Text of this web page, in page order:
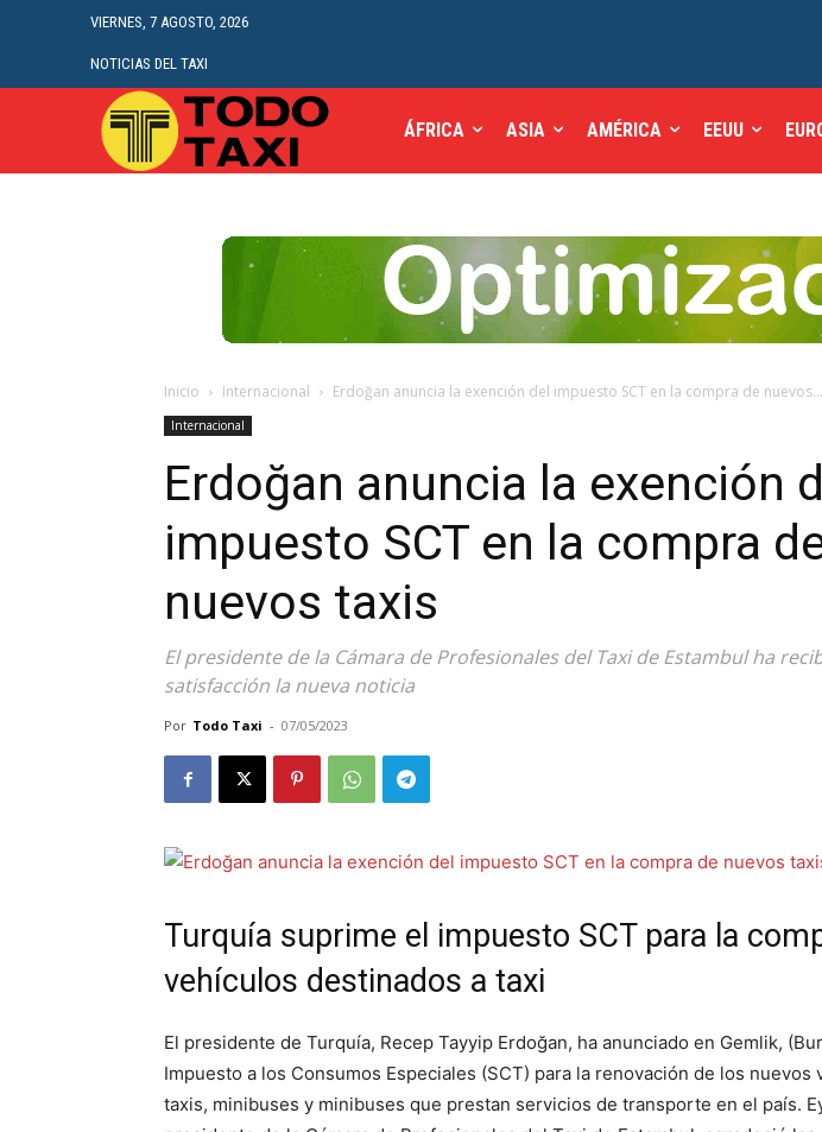
VIERNES, 7 AGOSTO, 2026
NOTICIAS DEL TAXI
ÁFRICA ASIA AMÉRICA EEUU
Inicio Internacional Erdoğan anuncia la exención del impuesto SCT en la compra de nuevos...
Internacional
Erdoğan anuncia la exención
impuesto SCT en la compra
nuevos taxis
El presidente de la Cámara de Profesionales del Taxi de Estambul ha
satisfacción la nueva noticia
Por Todo Taxi - 07/05/2023
Turquía suprime el impuesto SCT para la
vehículos destinados a taxi
El presidente de Turquía, Recep Tayyip Erdoğan, ha anunciado en Gemlik,
Impuesto a los Consumos Especiales (SCT) para la renovación de los nuevos
taxis, minibuses y minibuses que prestan servicios de transporte en el país.